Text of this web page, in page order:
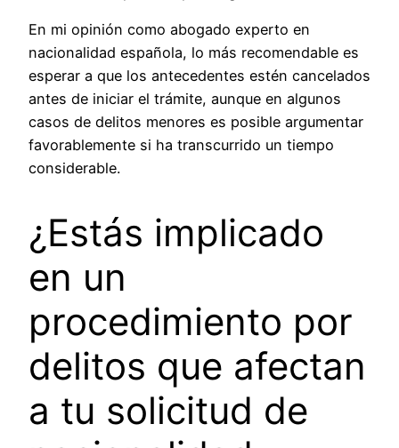
En mi opinión como abogado experto en
nacionalidad española, lo más recomendable es
esperar a que los antecedentes estén cancelados
antes de iniciar el trámite, aunque en algunos
casos de delitos menores es posible argumentar
favorablemente si ha transcurrido un tiempo
considerable.
¿Estás implicado
en un
procedimiento por
delitos que afectan
a tu solicitud de